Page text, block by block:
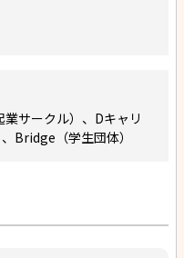
サークル）、Dキャリ
Bridge（学生団体）